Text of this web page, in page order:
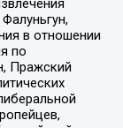
в отношении
по
Пражский